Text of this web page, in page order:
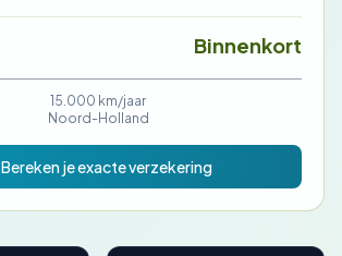
Binnenkort
15.000 km/jaar
Noord-Holland
Bereken je exacte verzekering